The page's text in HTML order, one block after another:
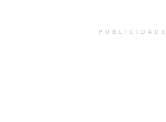
PUBLICIDADE